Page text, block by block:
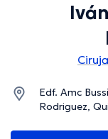
Edf. Amc
Rodriguez,